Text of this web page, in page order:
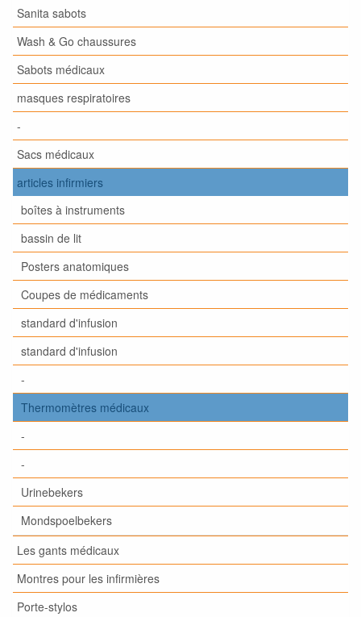
Sanita sabots
Wash & Go chaussures
Sabots médicaux
masques respiratoires
-
Sacs médicaux
articles infirmiers
boîtes à instruments
bassin de lit
Posters anatomiques
Coupes de médicaments
standard d'infusion
standard d'infusion
-
Thermomètres médicaux
-
-
Urinebekers
Mondspoelbekers
Les gants médicaux
Montres pour les infirmières
Porte-stylos